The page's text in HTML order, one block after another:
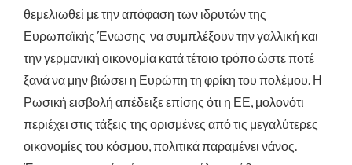
θεμελιωθεί με την απόφαση των ιδρυτών της
Ευρωπαϊκής Ένωσης να συμπλέξουν την γαλλική και
την γερμανική οικονομία κατά τέτοιο τρόπο ώστε ποτέ
ξανά να μην βιώσει η Ευρώπη τη φρίκη του πολέμου. Η
Ρωσική εισβολή απέδειξε επίσης ότι η ΕΕ, μολονότι
περιέχει στις τάξεις της ορισμένες από τις μεγαλύτερες
οικονομίες του κόσμου, πολιτικά παραμένει νάνος.